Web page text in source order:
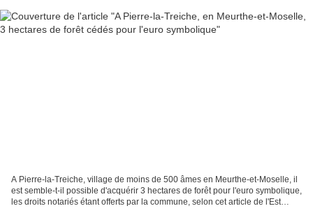
A Pierre-la-Treiche, village de moins de 500 âmes en Meurthe-et-Moselle, il
est semble-t-il possible d'acquérir 3 hectares de forêt pour l'euro symbolique,
les droits notariés étant offerts par la commune, selon cet article de l'Est